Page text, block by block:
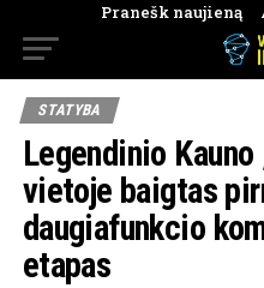
Pranešk naujieną
STATYBA
Legendinio
vietoje baigtas
daugiafunkcio
etapas